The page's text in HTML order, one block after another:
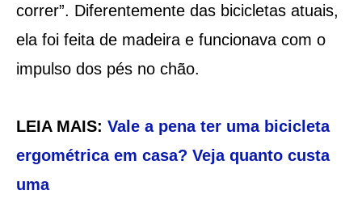
correr”. Diferentemente das bicicletas atuais,
ela foi feita de madeira e funcionava com o
impulso dos pés no chão.
LEIA MAIS: Vale a pena ter uma bicicleta
ergométrica em casa? Veja quanto custa
uma